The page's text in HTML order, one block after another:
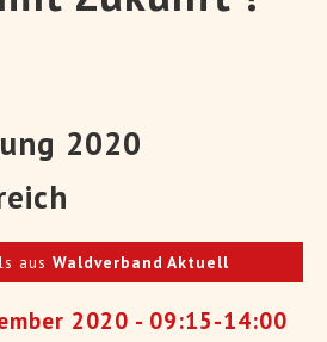
2020
aus Waldverband Aktuell
2020 - 09:15-14:00